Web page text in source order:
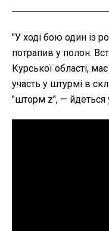
"У ході бою один із
потрапив у полон.
Курської області,
участь у штурмі в
"шторм z", — йдеться